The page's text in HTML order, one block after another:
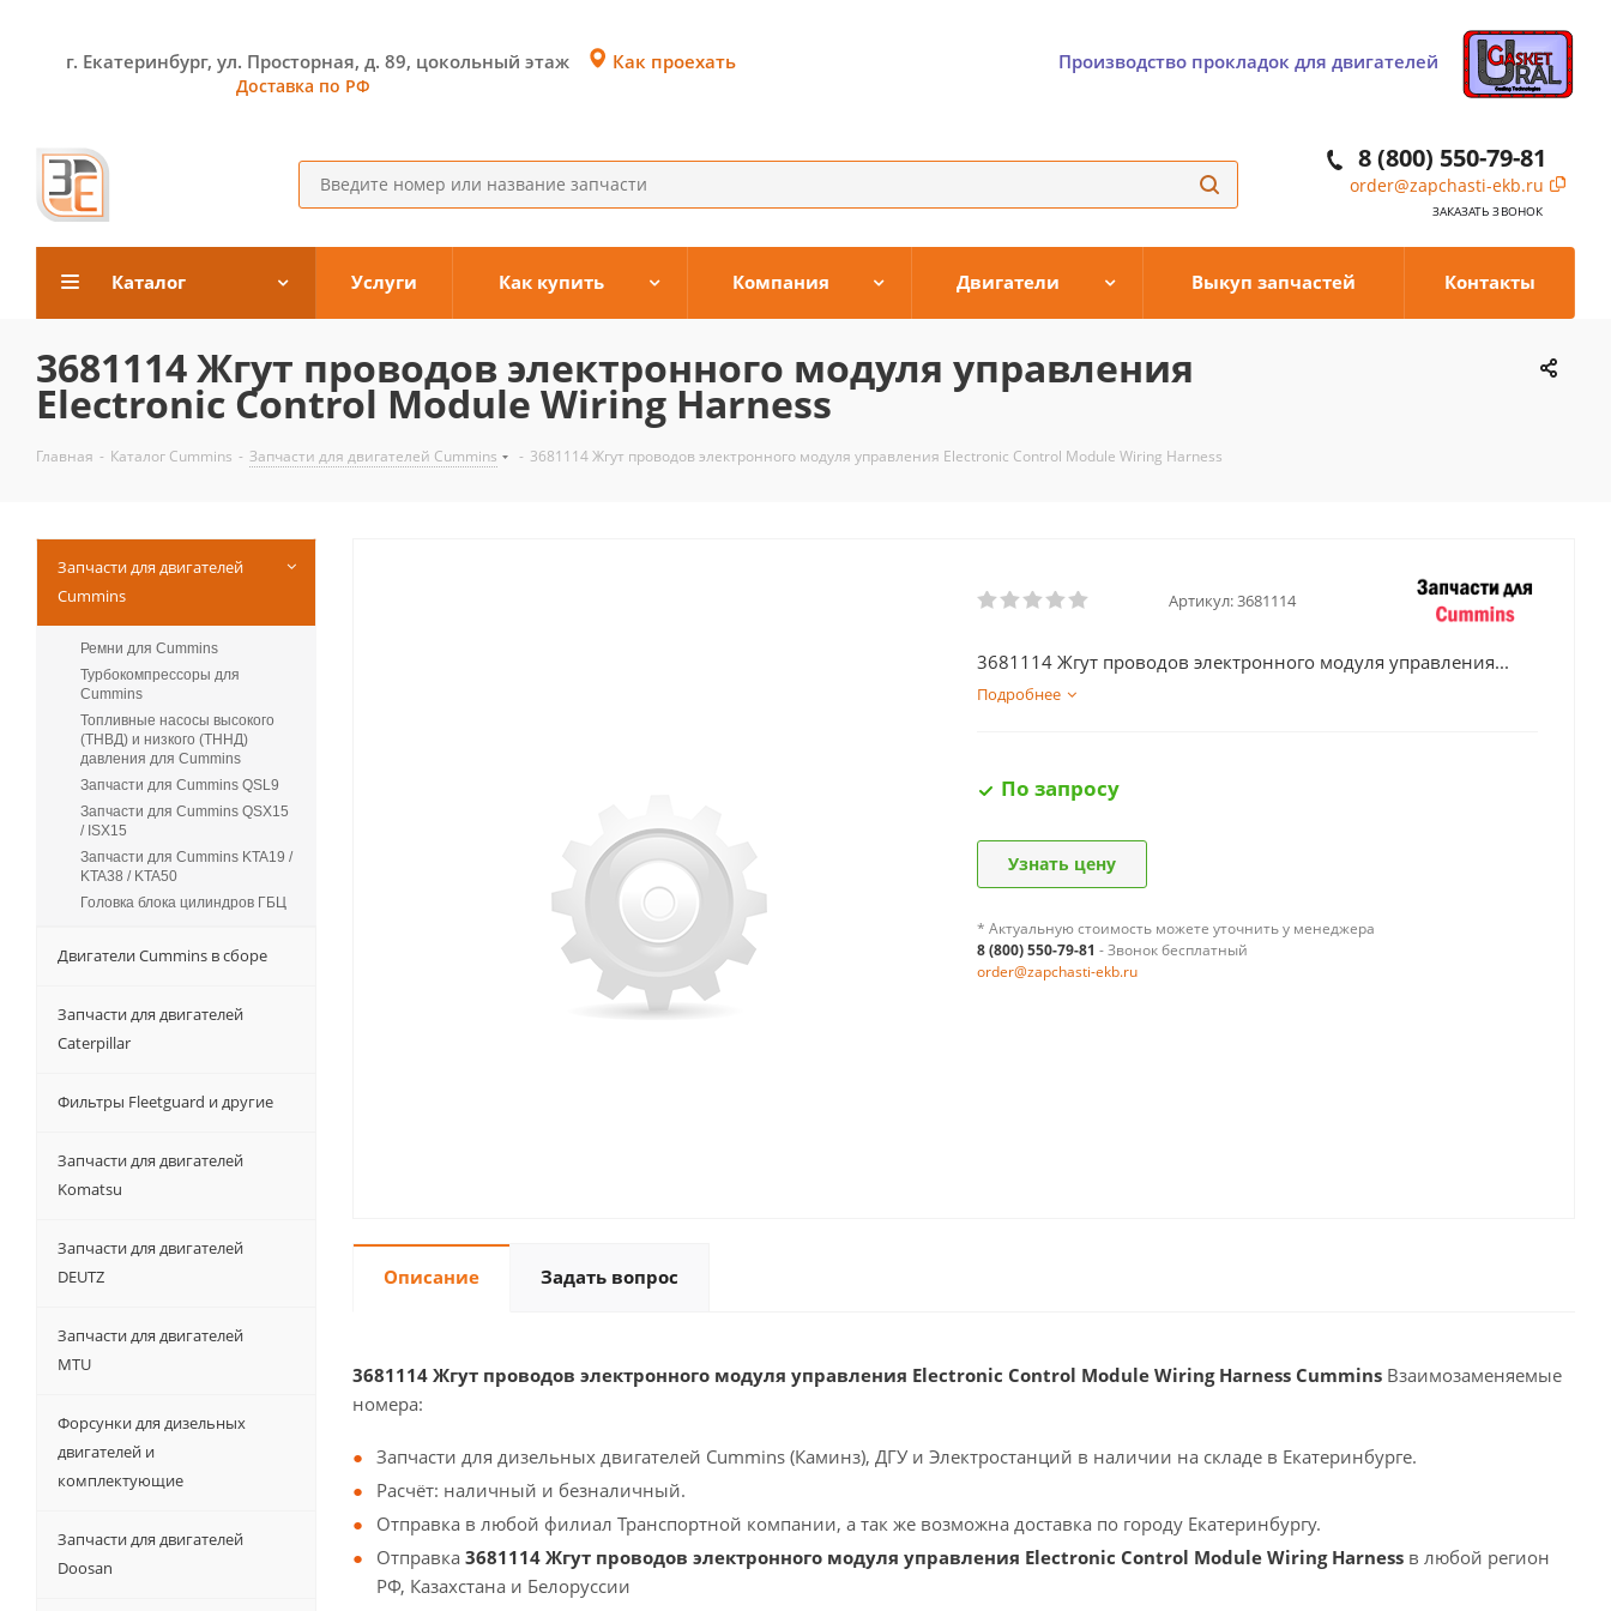
г. Екатеринбург, ул. Просторная, д. 89, цокольный этаж
Доставка по РФ
Как проехать Производство прокладок для двигателей
8 (800) 550-79-81
order@zapchasti-ekb.ru
ЗАКАЗАТЬ ЗВОНОК
Каталог Услуги Как купить Компания Двигатели Выкуп запчастей Контакты
3681114 Жгут проводов электронного модуля управления
Electronic Control Module Wiring Harness
Главная - Каталог Cummins - Запчасти для двигателей Cummins - 3681114 Жгут проводов электронного модуля управления Electronic Control Module Wiring Harness
Артикул:3681114
3681114 Жгут проводов электронного модуля управления...
Подробнее
По запросу
Узнать цену
* Актуальную стоимость можете уточнить у менеджера
8 (800) 550-79-81 - Звонок бесплатный
order@zapchasti-ekb.ru
Описание Задать вопрос
3681114 Жгут проводов электронного модуля управления Electronic Control Module Wiring Harness Cummins Взаимозаменяемые
номера:
Запчасти для дизельных двигателей Cummins (Каминз), ДГУ и Электростанций в наличии на складе в Екатеринбурге.
Расчёт: наличный и безналичный.
Отправка в любой филиал Транспортной компании, а так же возможна доставка по городу Екатеринбургу.
Отправка 3681114 Жгут проводов электронного модуля управления Electronic Control Module Wiring Harness в любой регион
РФ, Казахстана и Белоруссии
Запчасти для двигателей
Cummins
Ремни для Cummins
Турбокомпрессоры для
Сummins
Топливные насосы высокого
(ТНВД) и низкого (ТННД)
давления для Cummins
Запчасти для Cummins QSL9
Запчасти для Cummins QSX15
/ ISX15
Запчасти для Cummins KTA19 /
KTA38 / KTA50
Головка блока цилиндров ГБЦ
Двигатели Cummins в сборе
Запчасти для двигателей
Caterpillar
Фильтры Fleetguard и другие
Запчасти для двигателей
Komatsu
Запчасти для двигателей
DEUTZ
Запчасти для двигателей
MTU
Форсунки для дизельных
двигателей и
комплектующие
Запчасти для двигателей
Doosan